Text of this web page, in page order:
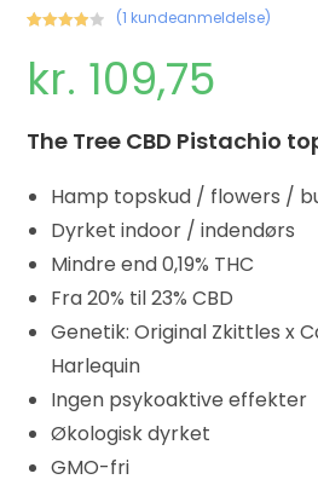
som
4.00
ud af
på
(1 kundeanmeldelse)
kr. 109,75
The Tree CBD Pistachio
Hamp topskud / flowers /
Dyrket indoor / indendørs
Mindre end 0,19% THC
Fra 20% til 23% CBD
Genetik: Original Zkittles x
Harlequin
Ingen psykoaktive effekter
Økologisk dyrket
GMO-fri